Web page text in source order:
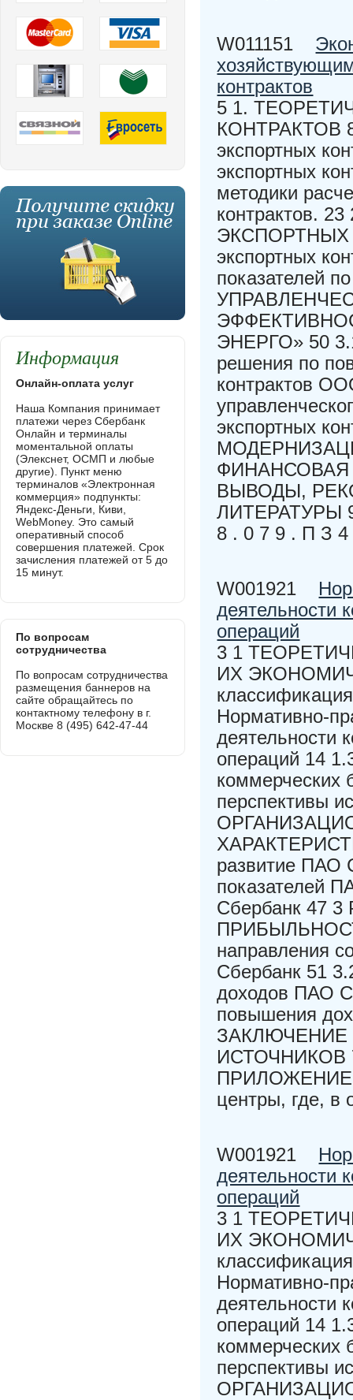
W011151
контрактов
5 1.
КОНТРАКТОВ
экспортных
экспортных
методики
контрактов.
ЭКСПОРТНЫХ
экспортных
показателей
ЭНЕРГО» 50
решения по
контрактов
экспортных
ФИНАНСОВАЯ
ВЫВОДЫ,
ЛИТЕРАТУРЫ
8 . 0 7 9 . П З 4
W001921
деятельности
операций
3 1
ИХ
Нормативно-
деятельности
операций 14
коммерческих
перспективы
развитие ПАО
показателей
Сбербанк
направления
Сбербанк 51
доходов ПАО
повышения
ИСТОЧНИКОВ
ПРИЛОЖЕНИЕ
центры, где, в
W001921
деятельности
операций
3 1
ИХ
Нормативно-
деятельности
операций 14
коммерческих
перспективы
Информация
Онлайн-оплата услуг
Наша Компания принимает
платежи через Сбербанк
Онлайн и терминалы
моментальной оплаты
(Элекснет, ОСМП и любые
другие). Пункт меню
терминалов «Электронная
коммерция» подпункты:
Яндекс-Деньги, Киви,
WebMoney. Это самый
оперативный способ
совершения платежей. Срок
зачисления платежей от 5 до
15 минут.
По вопросам
сотрудничества
По вопросам сотрудничества
размещения баннеров на
сайте обращайтесь по
контактному телефону в г.
Москве 8 (495) 642-47-44